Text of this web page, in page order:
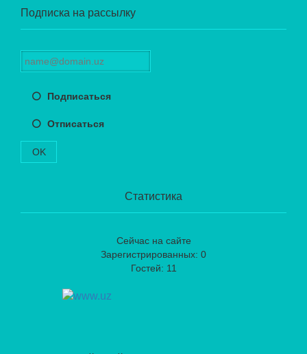
Подписка на рассылку
Подписаться
Отписаться
OK
Статистика
Сейчас на сайте
Зарегистрированных: 0
Гостей: 11